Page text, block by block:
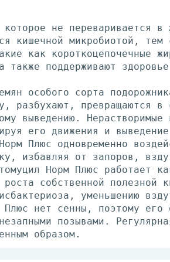
не переваривается в
кишечной микробиотой,
как короткоцепочечные
также поддерживают
особого сорта
разбухают, превращаются в
выведению. Нерастворимые
его движения и
Плюс одновременно
избавляя от запоров,
Норм Плюс работает
собственной полезной
уменьшению
Плюс нет сенны, поэтому его
позывами.
образом.